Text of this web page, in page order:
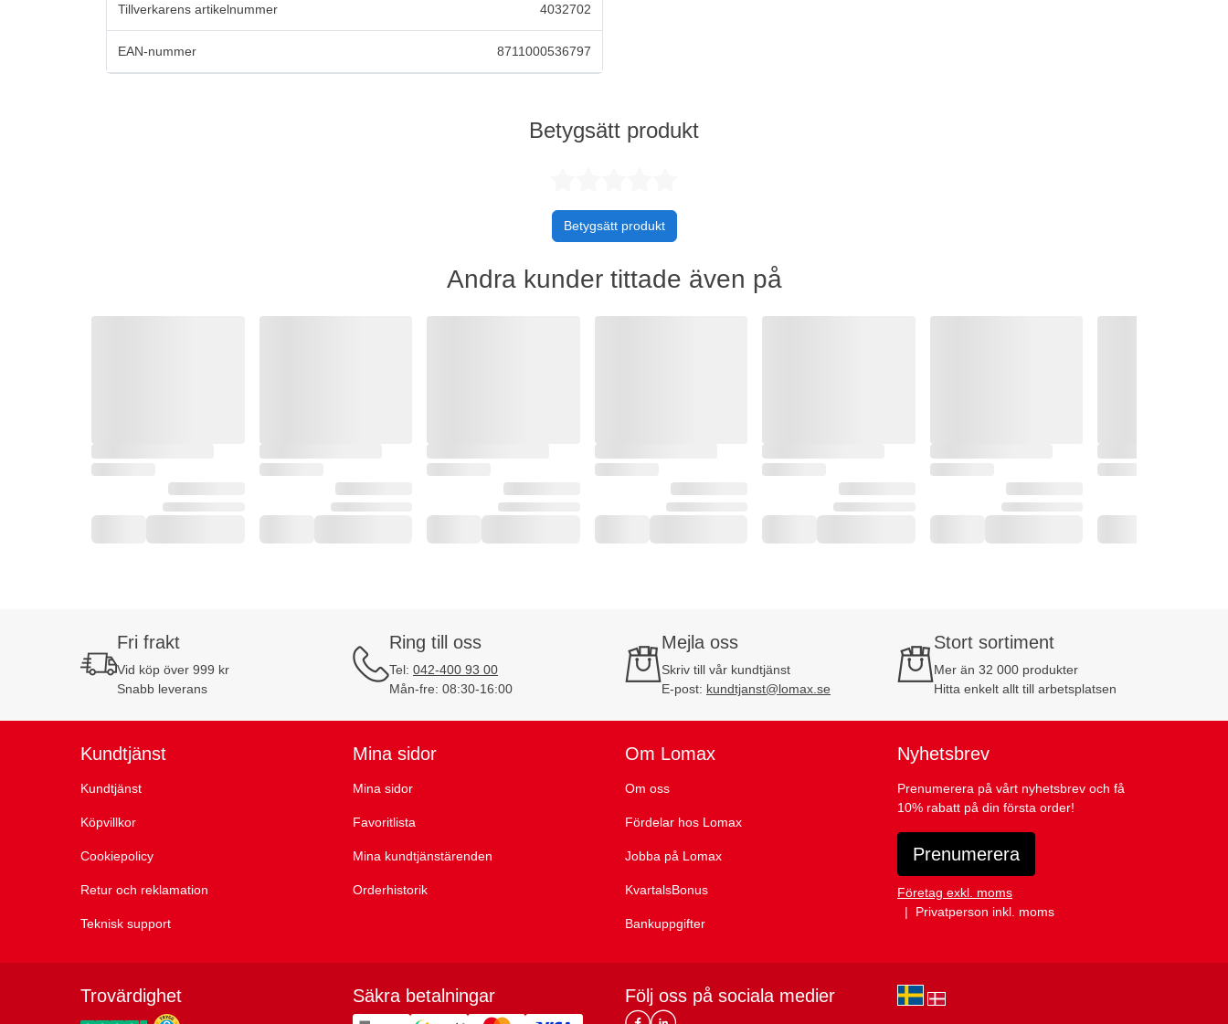
Tillverkarens artikelnummer 4032702
EAN-nummer 8711000536797
Betygsätt produkt
Betygsätt produkt
Andra kunder tittade även på
Fri frakt
Vid köp över 999 kr
Snabb leverans
Ring till oss
Tel: 042-400 93 00
Mån-fre: 08:30-16:00
Mejla oss
Skriv till vår kundtjänst
E-post: kundtjanst@lomax.se
Stort sortiment
Mer än 32 000 produkter
Hitta enkelt allt till arbetsplatsen
Kundtjänst
Kundtjänst
Köpvillkor
Cookiepolicy
Retur och reklamation
Teknisk support
Mina sidor
Mina sidor
Favoritlista
Mina kundtjänstärenden
Orderhistorik
Om Lomax
Om oss
Fördelar hos Lomax
Jobba på Lomax
KvartalsBonus
Bankuppgifter
Nyhetsbrev
Prenumerera på vårt nyhetsbrev och få
10% rabatt på din första order!
Prenumerera
Företag exkl. moms
Privatperson inkl. moms
Trovärdighet Säkra betalningar Följ oss på sociala medier sv-SE
da-DK